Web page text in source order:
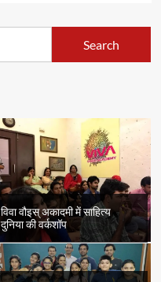
विवा वौइस् अकादमी में साहित्य
दुनिया की वर्कशॉप